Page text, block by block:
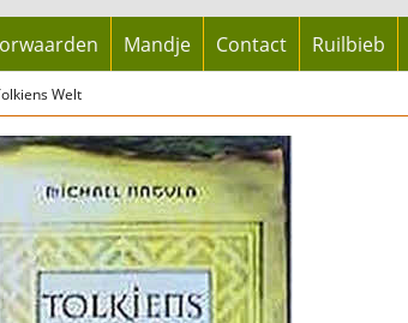
Mandje Contact Ruilbieb
Welt